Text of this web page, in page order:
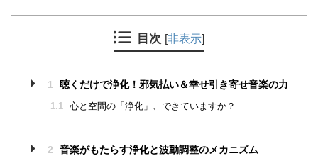
目次 [非表示]
1 聴くだけで浄化！邪気払い＆幸せ引き寄せ音楽の力
1.1 心と空間の「浄化」、できていますか？
2 音楽がもたらす浄化と波動調整のメカニズム